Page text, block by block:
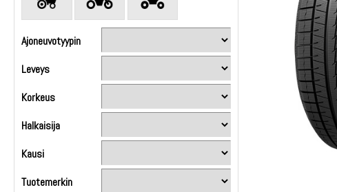
Ajoneuvotyypin
Leveys
Korkeus
Halkaisija
Kausi
Tuotemerkin